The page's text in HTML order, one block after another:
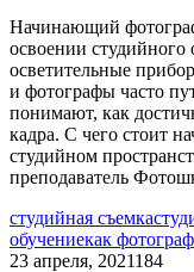
Начинающий
освоении
осветительные
и фотографы часто
понимают, как
кадра. C чего стоит
студийном
преподаватель
студийная съемка
обучениекак
23 апреля, 2021184